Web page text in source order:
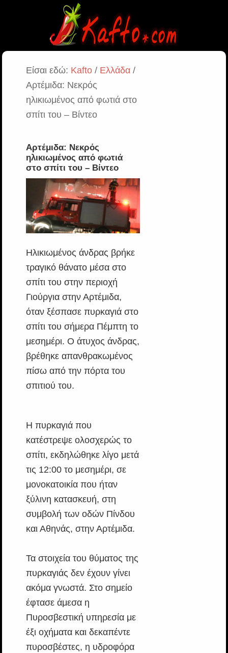
Είσαι εδώ: Kafto/ Ελλάδα/
Αρτέμιδα: Νεκρός
ηλικιωμένος από φωτιά στο
σπίτι του – Βίντεο
Αρτέμιδα: Νεκρός
ηλικιωμένος από φωτιά
στο σπίτι του – Βίντεο
Ηλικιωμένος άνδρας βρήκε
τραγικό θάνατο μέσα στο
σπίτι του στην περιοχή
Γιούργια στην Αρτέμιδα,
όταν ξέσπασε πυρκαγιά στο
σπίτι του σήμερα Πέμπτη το
μεσημέρι. Ο άτυχος άνδρας,
βρέθηκε απανθρακωμένος
πίσω από την πόρτα του
σπιτιού του.
Η πυρκαγιά που
κατέστρεψε ολοσχερώς το
σπίτι, εκδηλώθηκε λίγο μετά
τις 12:00 το μεσημέρι, σε
μονοκατοικία που ήταν
ξύλινη κατασκευή, στη
συμβολή των οδών Πίνδου
και Αθηνάς, στην Αρτέμιδα.
Τα στοιχεία του θύματος της
πυρκαγιάς δεν έχουν γίνει
ακόμα γνωστά. Στο σημείο
έφτασε άμεσα η
Πυροσβεστική υπηρεσία με
έξι οχήματα και δεκαπέντε
πυροσβέστες, η υδροφόρα